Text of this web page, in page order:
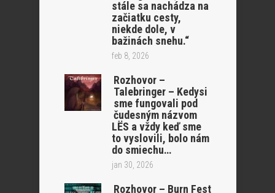
stále sa nachádza na
začiatku cesty,
niekde dole, v
bažinách snehu.“
feb 8, 2026
Rozhovor –
Talebringer – Kedysi
sme fungovali pod
čudesným názvom
LËS a vždy keď sme
to vyslovili, bolo nám
do smiechu…
jan 30, 2026
Rozhovor – Burn Fest